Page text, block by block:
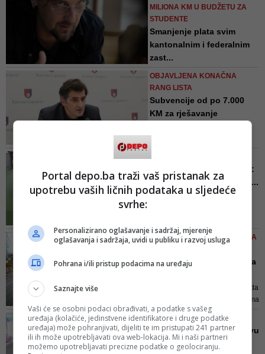
dominantni izvori zagađivanja
MILIONA KM U BUDŽETU ZA
STUDENTE
Smanjenje plata svim
kantonalnim i federalnim
zast...
"Tako u sinhronizaciji kantonalne i
moglo bi se dokazati da i jedni i
drugi stvarno žele pomoći onima
OBJAVLJENA KONAČNA
RANG LISTA
Subvencije od po 7.000
KM za rješavanje
bilo izdvojeno 550.000 KM, ali je
kroz preraspodjele Budžeta KS za
te namjene obezbijeđeno ukupno
Vlada KS donijela odluku:
Bit će subvencioniran bo...
Odluka stupa na snagu danom
Sarajevo
NAŠA STRANKA REAGUJE NA
Dok u KS 1.500 djece čeka
Ono što je ministar priznao jest da
još uvijek ne zna kojim sredstvima
Kanton raspolaže kad je u pitanju
subvencioranje
MINISTAR KRIVIĆ NAJAVIO
Oko 1.500 djece u Sarajevu
na listi čekanja za upi...
Portal depo.ba traži vaš pristanak za
upotrebu vaših ličnih podataka u sljedeće
svrhe:
Personalizirano oglašavanje i sadržaj, mjerenje
oglašavanja i sadržaja, uvidi u publiku i razvoj usluga
Pohrana i/ili pristup podacima na uređaju
Saznajte više
Vaši će se osobni podaci obrađivati, a podatke s vašeg
uređaja (kolačiće, jedinstvene identifikatore i druge podatke
uređaja) može pohranjivati, dijeliti te im pristupati 241 partner
ili ih može upotrebljavati ova web-lokacija. Mi i naši partneri
možemo upotrebljavati precizne podatke o geolociranju.